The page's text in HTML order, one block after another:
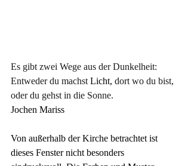
Es gibt zwei Wege aus der Dunkelheit:
Entweder du machst Licht, dort wo du bist,
oder du gehst in die Sonne.
Jochen Mariss
Von außerhalb der Kirche betrachtet ist
dieses Fenster nicht besonders